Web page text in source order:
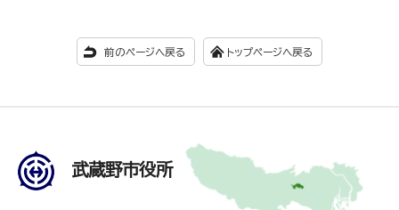
前のページへ戻る トップページへ戻る
武蔵野市役所